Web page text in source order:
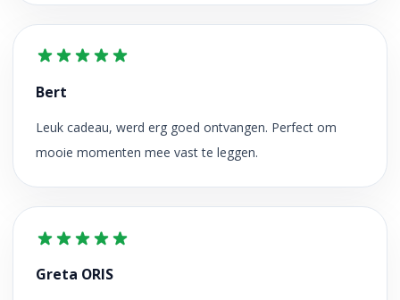
Bert
Leuk cadeau, werd erg goed ontvangen. Perfect om
mooie momenten mee vast te leggen.
Greta ORIS